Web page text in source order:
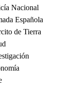
Nacional
Española
de Tierra